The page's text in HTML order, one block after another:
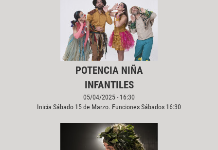
POTENCIA NIÑA
INFANTILES
05/04/2025 - 16:30
Inicia Sábado 15 de Marzo. Funciones Sábados 16:30